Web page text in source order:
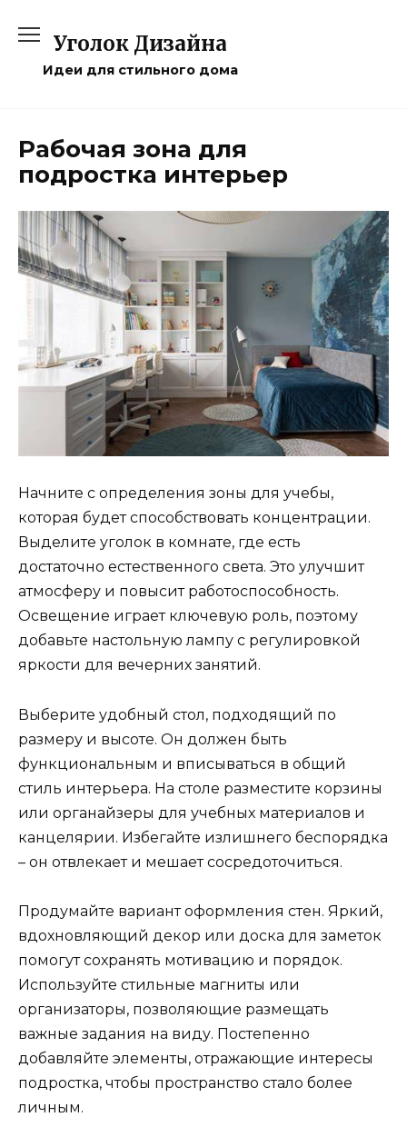
содержаниюУголок Дизайна
Идеи для стильного дома
Рабочая зона для
подростка интерьер
Начните с определения зоны для учебы,
которая будет способствовать концентрации.
Выделите уголок в комнате, где есть
достаточно естественного света. Это улучшит
атмосферу и повысит работоспособность.
Освещение играет ключевую роль, поэтому
добавьте настольную лампу с регулировкой
яркости для вечерних занятий.
Выберите удобный стол, подходящий по
размеру и высоте. Он должен быть
функциональным и вписываться в общий
стиль интерьера. На столе разместите корзины
или органайзеры для учебных материалов и
канцелярии. Избегайте излишнего беспорядка
– он отвлекает и мешает сосредоточиться.
Продумайте вариант оформления стен. Яркий,
вдохновляющий декор или доска для заметок
помогут сохранять мотивацию и порядок.
Используйте стильные магниты или
организаторы, позволяющие размещать
важные задания на виду. Постепенно
добавляйте элементы, отражающие интересы
подростка, чтобы пространство стало более
личным.